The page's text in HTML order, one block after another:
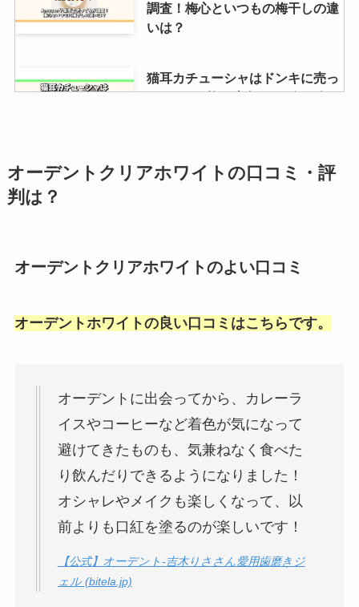
調査！梅心といつもの梅干しの違
いは？
猫耳カチューシャはドンキに売っ
てる？100均・東急ハンズ・ダイ
リファロックオイルはどこで買え
カインズも調査！
てる？イオンやカルディや業務ス
ーパーでも買えるの？
オリオンビールどこで買える？沖
縄以外でもイオンやスーパーで売
ってる？1本の値段は？
オーデントクリアホワイトの口コミ・評
判は？
オーデントクリアホワイトのよい口コミ
オーデントホワイトの良い口コミはこちらです。
オーデントに出会ってから、カレーラ
イスやコーヒーなど着色が気になって
避けてきたものも、気兼ねなく食べた
り飲んだりできるようになりました！
オシャレやメイクも楽しくなって、以
前よりも口紅を塗るのが楽しいです！
【公式】オーデント-吉木りささん愛用歯磨きジ
ェル (bitela.jp)